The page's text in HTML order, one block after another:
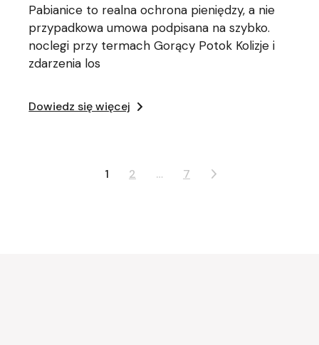
Pabianice to realna ochrona pieniędzy, a nie
przypadkowa umowa podpisana na szybko.
noclegi przy termach Gorący Potok Kolizje i
zdarzenia los
Dowiedz się więcej
Nawigacja
1 2 … 7